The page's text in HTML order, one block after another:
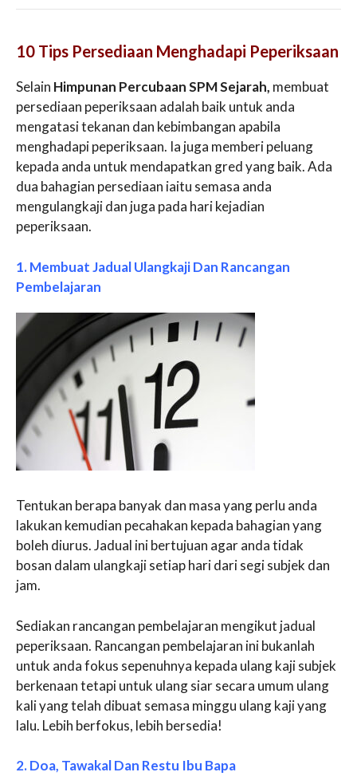
10 Tips Persediaan Menghadapi Peperiksaan
Selain Himpunan Percubaan SPM Sejarah, membuat
persediaan peperiksaan adalah baik untuk anda
mengatasi tekanan dan kebimbangan apabila
menghadapi peperiksaan. Ia juga memberi peluang
kepada anda untuk mendapatkan gred yang baik. Ada
dua bahagian persediaan iaitu semasa anda
mengulangkaji dan juga pada hari kejadian
peperiksaan.
1. Membuat Jadual Ulangkaji Dan Rancangan
Pembelajaran
Tentukan berapa banyak dan masa yang perlu anda
lakukan kemudian pecahakan kepada bahagian yang
boleh diurus. Jadual ini bertujuan agar anda tidak
bosan dalam ulangkaji setiap hari dari segi subjek dan
jam.
Sediakan rancangan pembelajaran mengikut jadual
peperiksaan. Rancangan pembelajaran ini bukanlah
untuk anda fokus sepenuhnya kepada ulang kaji subjek
berkenaan tetapi untuk ulang siar secara umum ulang
kali yang telah dibuat semasa minggu ulang kaji yang
lalu. Lebih berfokus, lebih bersedia!
2. Doa, Tawakal Dan Restu Ibu Bapa